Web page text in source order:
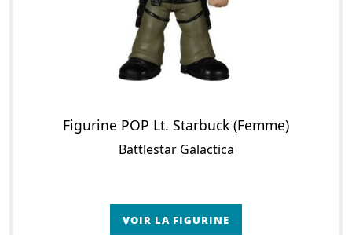
Figurine POP Lt. Starbuck (Femme)
Battlestar Galactica
VOIR LA FIGURINE